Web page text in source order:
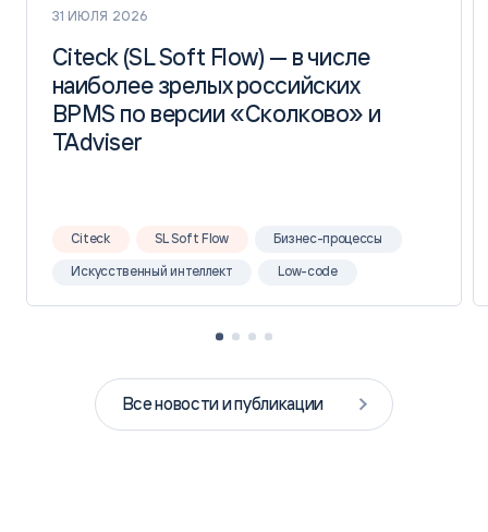
31 ИЮЛЯ 2026
Citeck (SL Soft Flow) — в числе
наиболее зрелых российских
BPMS по версии «Сколково» и
TAdviser
Citeck (SL Soft Flow) — в числе
наиболее зрелых российских
BPMS по версии «Сколково» и
TAdviser
Citeck SL Soft Flow Бизнес-процессы
Искусственный интеллект Low-code
Все новости и публикации